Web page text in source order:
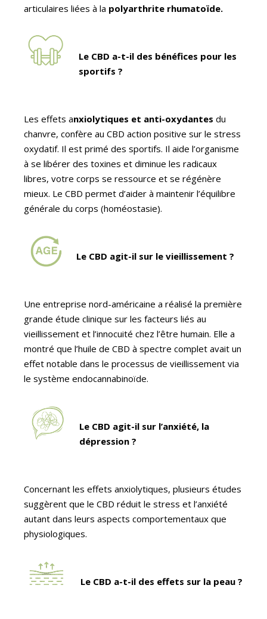
articulaires liées à la polyarthrite rhumatoïde.
Le CBD a-t-il des bénéfices pour les
sportifs ?
Les effets anxiolytiques et anti-oxydantes du
chanvre, confère au CBD action positive sur le stress
oxydatif. Il est primé des sportifs. Il aide l’organisme
à se libérer des toxines et diminue les radicaux
libres, votre corps se ressource et se régénère
mieux. Le CBD permet d’aider à maintenir l’équilibre
générale du corps (homéostasie).
Le CBD agit-il sur le vieillissement ?
Une entreprise nord-américaine a réalisé la première
grande étude clinique sur les facteurs liés au
vieillissement et l’innocuité chez l’être humain. Elle a
montré que l’huile de CBD à spectre complet avait un
effet notable dans le processus de vieillissement via
le système endocannabinoïde.
Le CBD agit-il sur l’anxiété, la
dépression ?
Concernant les effets anxiolytiques, plusieurs études
suggèrent que le CBD réduit le stress et l’anxiété
autant dans leurs aspects comportementaux que
physiologiques.
Le CBD a-t-il des effets sur la peau ?